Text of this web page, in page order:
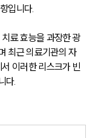
입니다.
료 효능을 과장한 광
최근 의료기관의 자
이러한 리스크가 빈
다.